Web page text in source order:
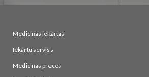
Medicīnas iekārtas
Iekārtu serviss
Medicīnas preces